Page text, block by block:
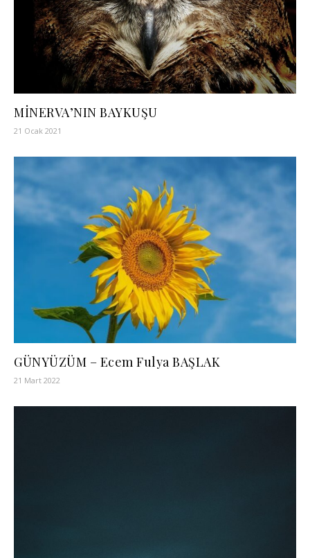
MİNERVA’NIN BAYKUŞU
21 Ocak 2021
GÜNYÜZÜM – Ecem Fulya BAŞLAK
21 Mart 2022